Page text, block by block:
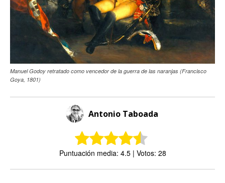
Manuel Godoy retratado como vencedor de la guerra de las naranjas (Francisco
Goya, 1801)
Antonio Taboada
Puntuación media: 4.5 | Votos: 28